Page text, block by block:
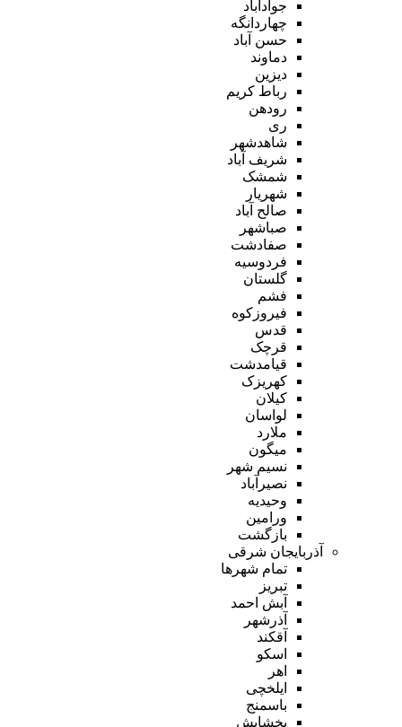
جوادآباد
چهاردانگه
حسن آباد
دماوند
دیزین
رباط کریم
رودهن
ری
شاهدشهر
شریف آباد
شمشک
شهریار
صالح آباد
صباشهر
صفادشت
فردوسیه
گلستان
فشم
فیروزکوه
قدس
قرچک
قیامدشت
کهریزک
کیلان
لواسان
ملارد
میگون
نسیم شهر
نصیرآباد
وحیدیه
ورامین
بازگشت
آذربایجان شرقی
تمام شهر‌ها
تبریز
آبش احمد
آذرشهر
آقکند
اسکو
اهر
ایلخچی
باسمنج
بخشایش